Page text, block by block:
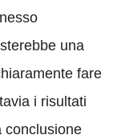
una
fare
i risultati
conclusione